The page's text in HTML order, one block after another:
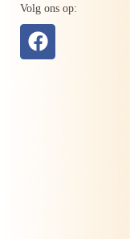
Volg ons op: